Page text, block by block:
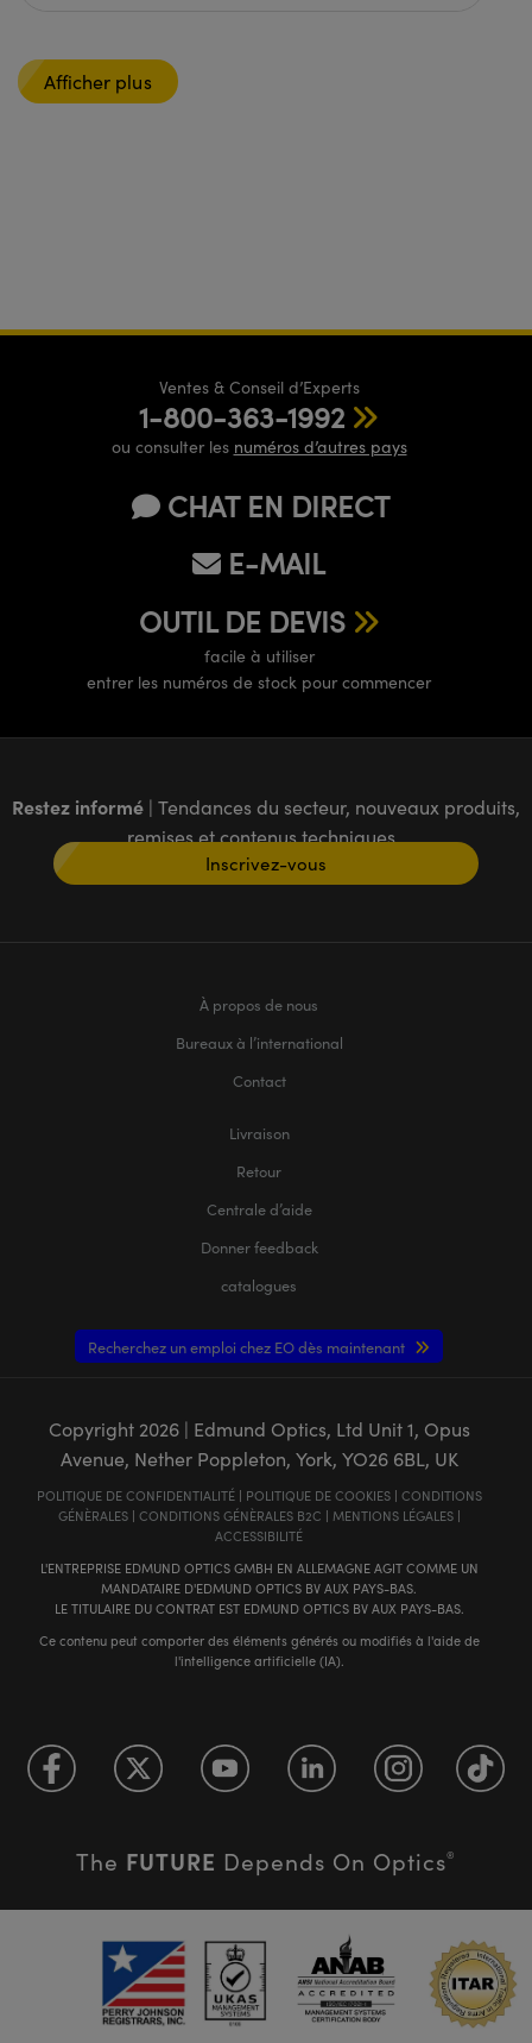
Afficher plus
Ventes & Conseil d’Experts
1-800-363-1992
ou consulter les numéros d’autres pays
CHAT EN DIRECT
E-MAIL
OUTIL DE DEVIS
facile à utiliser
entrer les numéros de stock pour commencer
Restez informé | Tendances du secteur, nouveaux produits,
remises et contenus techniques
Inscrivez-vous
À propos de nous
Bureaux à l’international
Contact
Livraison
Retour
Centrale d’aide
Donner feedback
catalogues
Recherchez un emploi chez EO dès maintenant
Copyright 2026| Edmund Optics, Ltd Unit 1, Opus
Avenue, Nether Poppleton, York, YO26 6BL, UK
POLITIQUE DE CONFIDENTIALITÉ| POLITIQUE DE COOKIES| CONDITIONS
GÉNÈRALES| CONDITIONS GÉNÈRALES B2C | MENTIONS LÉGALES|
ACCESSIBILITÉ
L'ENTREPRISE EDMUND OPTICS GMBH EN ALLEMAGNE AGIT COMME UN
MANDATAIRE D'EDMUND OPTICS BV AUX PAYS-BAS.
LE TITULAIRE DU CONTRAT EST EDMUND OPTICS BV AUX PAYS-BAS.
Ce contenu peut comporter des éléments générés ou modifiés à l'aide de
l'intelligence artificielle (IA).
The FUTURE Depends On Optics®